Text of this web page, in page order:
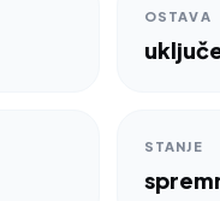
OSTAVA
STANJE